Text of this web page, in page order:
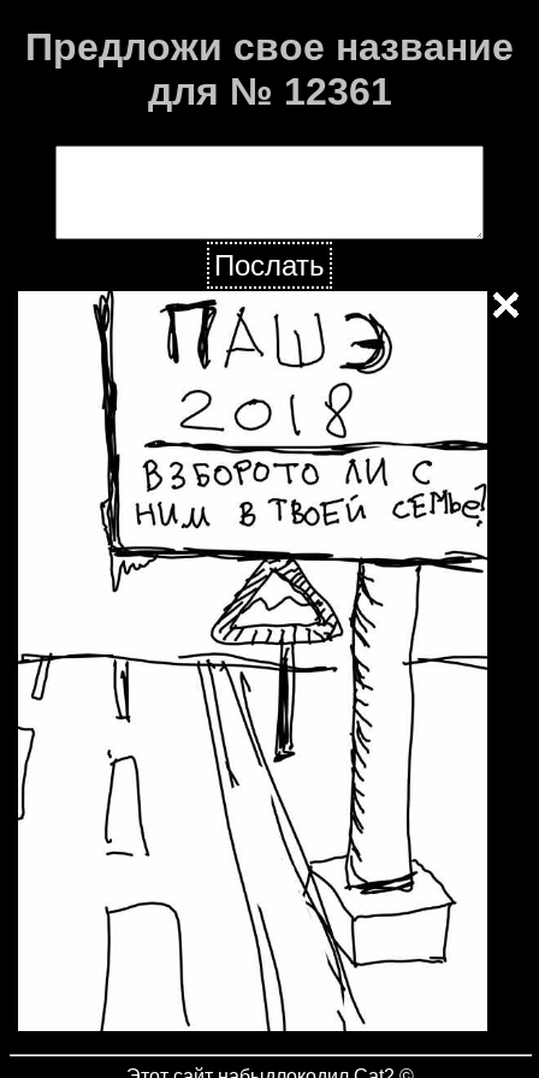
Предложи свое название
для № 12361
Послать